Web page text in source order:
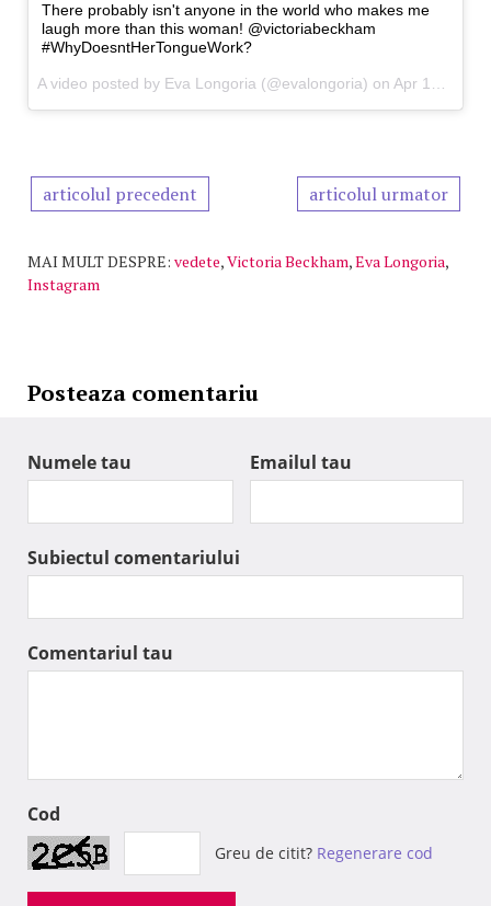
There probably isn't anyone in the world who makes me
laugh more than this woman! @victoriabeckham
#WhyDoesntHerTongueWork?
articolul precedent articolul urmator
MAI MULT DESPRE: vedete,Victoria Beckham,Eva Longoria,
Instagram
Posteaza comentariu
Numele tau Emailul tau
Subiectul comentariului
Comentariul tau
Cod
Greu de citit? Regenerare cod